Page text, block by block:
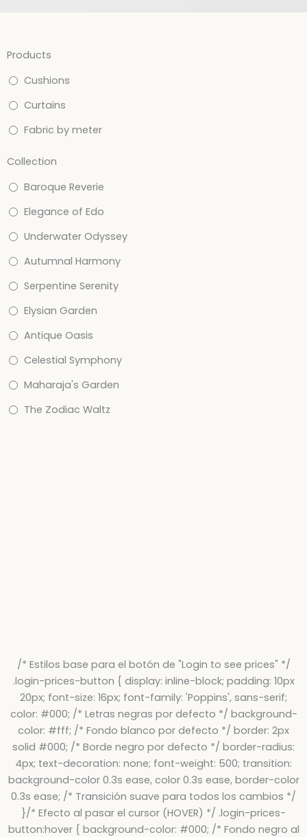
Products
Cushions
Curtains
Fabric by meter
Collection
Baroque Reverie
Elegance of Edo
Underwater Odyssey
Autumnal Harmony
Serpentine Serenity
Elysian Garden
Antique Oasis
Celestial Symphony
Maharaja's Garden
The Zodiac Waltz
/* Estilos base para el botón de "Login to see prices" */
.login-prices-button { display: inline-block; padding: 10px
20px; font-size: 16px; font-family: 'Poppins', sans-serif;
color: #000; /* Letras negras por defecto */ background-
color: #fff; /* Fondo blanco por defecto */ border: 2px
solid #000; /* Borde negro por defecto */ border-radius:
4px; text-decoration: none; font-weight: 500; transition:
background-color 0.3s ease, color 0.3s ease, border-color
0.3s ease; /* Transición suave para todos los cambios */
}/* Efecto al pasar el cursor (HOVER) */ .login-prices-
button:hover { background-color: #000; /* Fondo negro al